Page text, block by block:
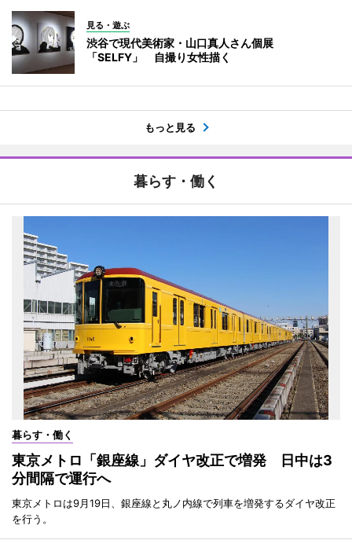
見る・遊ぶ
渋谷で現代美術家・山口真人さん個展
「SELFY」 自撮り女性描く
もっと見る
暮らす・働く
暮らす・働く
東京メトロ「銀座線」ダイヤ改正で増発 日中は3
分間隔で運行へ
東京メトロは9月19日、銀座線と丸ノ内線で列車を増発するダイヤ改正
を行う。